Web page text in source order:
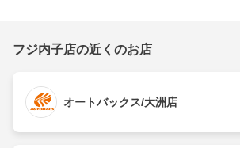
フジ内子店の近くのお店
オートバックス/大洲店